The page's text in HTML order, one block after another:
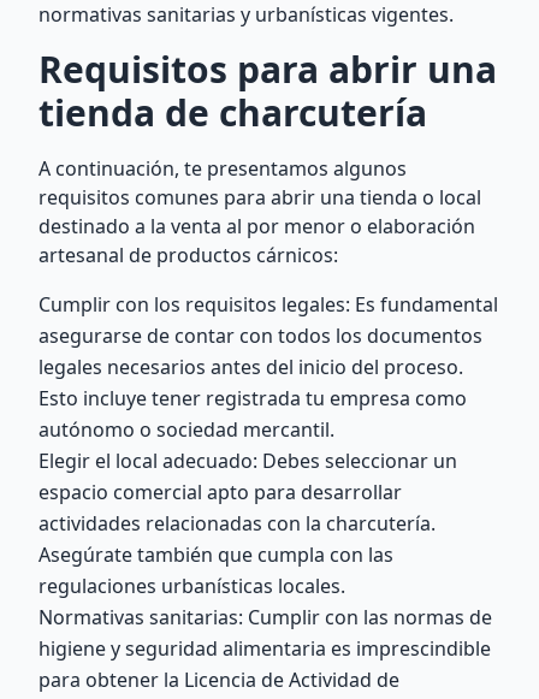
normativas sanitarias y urbanísticas vigentes.
Requisitos para abrir una
tienda de charcutería
A continuación, te presentamos algunos
requisitos comunes para abrir una tienda o local
destinado a la venta al por menor o elaboración
artesanal de productos cárnicos:
Cumplir con los requisitos legales: Es fundamental
asegurarse de contar con todos los documentos
legales necesarios antes del inicio del proceso.
Esto incluye tener registrada tu empresa como
autónomo o sociedad mercantil.
Elegir el local adecuado: Debes seleccionar un
espacio comercial apto para desarrollar
actividades relacionadas con la charcutería.
Asegúrate también que cumpla con las
regulaciones urbanísticas locales.
Normativas sanitarias: Cumplir con las normas de
higiene y seguridad alimentaria es imprescindible
para obtener la Licencia de Actividad de